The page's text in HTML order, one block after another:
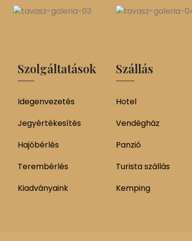
Szolgáltatások
Idegenvezetés
Jegyértékesítés
Hajóbérlés
Terembérlés
Kiadványaink
Szállás
Hotel
Vendégház
Panzió
Turista szállás
Kemping